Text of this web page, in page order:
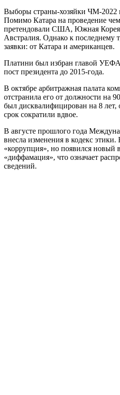
Выборы страны-хозяйки ЧМ-2022
Помимо Катара на проведение
претендовали США, Южная
Австралия. Однако к последнему
заявки: от Катара и американцев.
Платини был избран главой
пост президента до 2015-года.
В октябре арбитражная палата
отстранила его от должности на
был дисквалифицирован на 8 лет,
срок сократили вдвое.
В августе прошлого года
внесла изменения в кодекс
«коррупция», но появился новый
«диффамация», что означает
сведений.